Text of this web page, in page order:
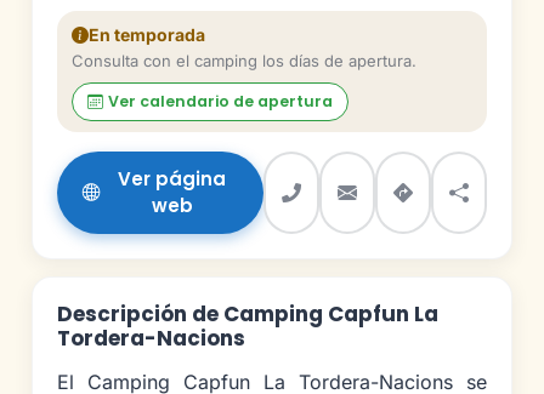
En temporada
Consulta con el camping los días de apertura.
Ver calendario de apertura
Ver página
web
Descripción de Camping Capfun La
Tordera-Nacions
El Camping Capfun La Tordera-Nacions se